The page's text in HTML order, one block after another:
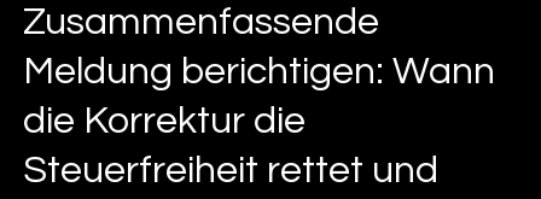
Zusammenfassende
Meldung berichtigen: Wann
die Korrektur die
Steuerfreiheit rettet und